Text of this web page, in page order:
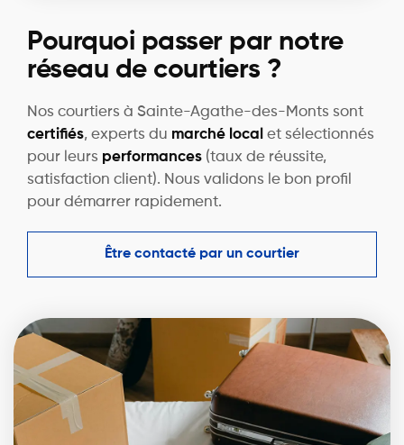
Pourquoi passer par notre
réseau de courtiers ?
Nos courtiers à Sainte-Agathe-des-Monts sont
certifiés, experts du marché local et sélectionnés
pour leurs performances (taux de réussite,
satisfaction client). Nous validons le bon profil
pour démarrer rapidement.
Être contacté par un courtier